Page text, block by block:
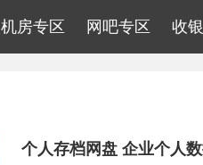
机房专区 网吧专区 收
个人存档网盘 企业个人